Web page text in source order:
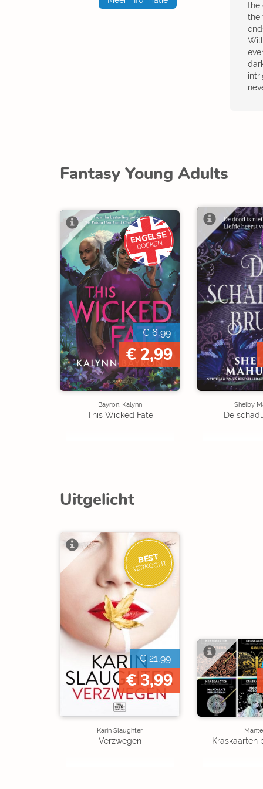
the
the
Fantasy Young Adults
ENGELSE
BOEKEN
€ 6,99
€ 2,99
Bayron, Kalynn
This Wicked Fate
Shelby
De
Uitgelicht
BEST
VERKOCHT
€ 21,99
€ 3,99
Karin Slaughter
Verzwegen Kraskaarten